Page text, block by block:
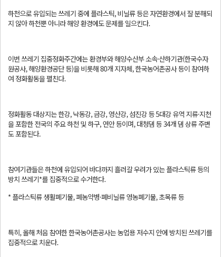
하천으로 유입되는 쓰레기 중에 플라스틱, 비닐류 등은 자연환경에서 잘 분해되
지 않아 하천뿐 아니라 해양 환경에도 문제를 일으킨다.
이번 쓰레기 집중정화주간에는 환경부와 해양수산부 소속·산하기관(한국수자
원공사, 해양환경공단 등)을 비롯해 80개 지자체, 한국농어촌공사 등이 참여하
여 정화활동을 펼친다.
정화활동 대상지는 한강, 낙동강, 금강, 영산강, 섬진강 등 5대강 유역 지류·지천
을 포함한 전국의 주요 하천 및 하구, 연안 등이며, 대청댐 등 34개 댐 상류 주변
도 포함된다.
참여기관들은 하천에 유입되어 바다까지 흘러갈 우려가 있는 플라스틱류 등의
방치 쓰레기*를 집중적으로 수거한다.
* 플라스틱류 생활폐기물, 폐농약병·폐비닐류 영농폐기물, 초목류 등
특히, 올해 처음 참여한 한국농어촌공사는 농업용 저수지 안에 방치된 쓰레기를
집중적으로 치운다.